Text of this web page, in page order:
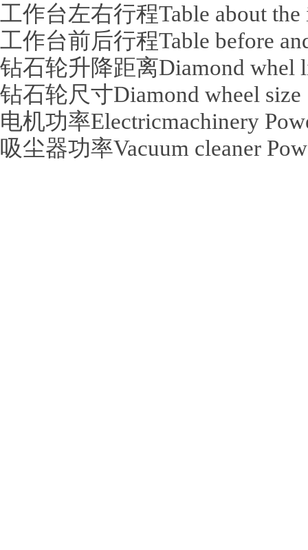
工作台左右行程Table about
工作台前后行程Table before
钻石轮升降距离Diamond whel
钻石轮尺寸Diamond wheel
电机功率Electricmachinery
吸尘器功率Vacuum cleaner